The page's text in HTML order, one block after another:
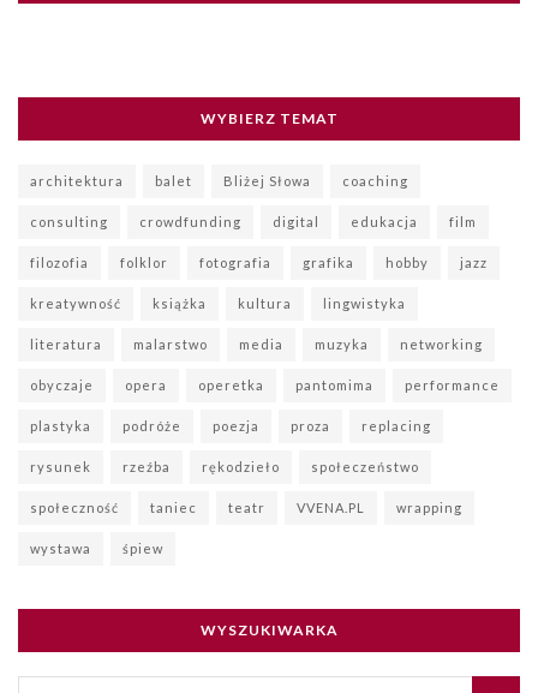
WYBIERZ TEMAT
architektura balet Bliżej Słowa coaching
consulting crowdfunding digital edukacja film
filozofia folklor fotografia grafika hobby jazz
kreatywność książka kultura lingwistyka
literatura malarstwo media muzyka networking
obyczaje opera operetka pantomima performance
plastyka podróże poezja proza replacing
rysunek rzeźba rękodzieło społeczeństwo
społeczność taniec teatr VVENA.PL wrapping
wystawa śpiew
WYSZUKIWARKA